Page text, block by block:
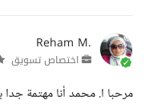
Reham M.
اختصاص تسويق
مرحبا ا. محمد أنا مهتمة